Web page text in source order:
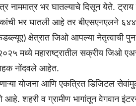
नाममात्र भर घातल्याचे दिसून येते.
भर घातली आहे तर बीएसएनएलने
क्षेत्रात जिओ आपल्या नेतृत्वाची
मध्ये महाराष्ट्रातील सक्रीय जिओ
नोंदवले आहेत.
योजना आणि एकत्रित डिजिटल
शहरी व ग्रामीण भागांतून वेगवान